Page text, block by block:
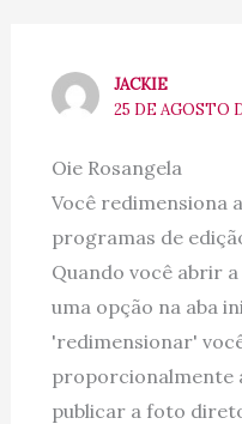
JACKIE
25 DE AGOSTO
Oie Rosangela
Você redimensiona
programas de
Quando você abrir
uma opção na aba
'redimensionar'
proporcionalmente
publicar a foto